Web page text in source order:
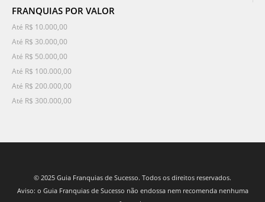
FRANQUIAS POR VALOR
Até R$ 10.000,00
Até R$ 30.000,00
Até R$ 50.000,00
Até R$ 100.000,00
Até R$ 200.000,00
Até R$ 300.000,00
© 2025 Guia Franquias de Sucesso. Todos os direitos reservados.
Aviso: o Guia Franquias de Sucesso não endossa nem recomenda nenhuma